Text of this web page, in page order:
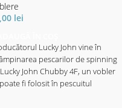
lei
Lucky John vine în
pescarilor de spinning
John Chubby 4F, un vobler
fi folosit în pescuitul